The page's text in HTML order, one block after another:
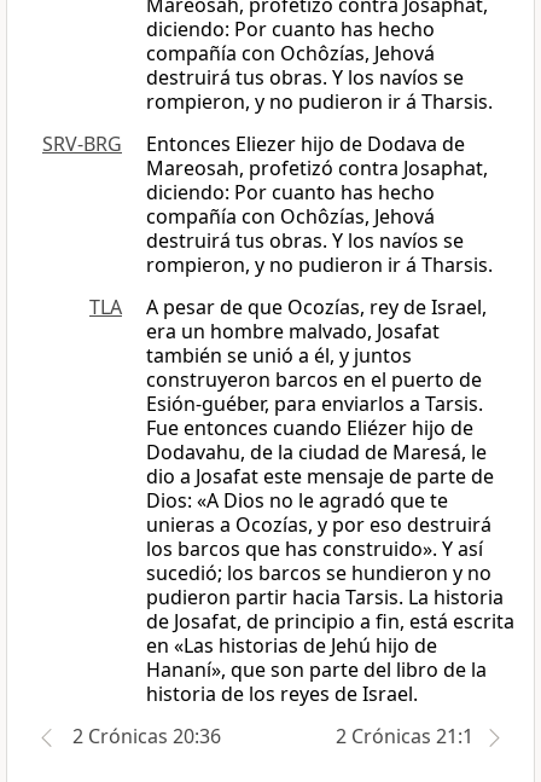
diciendo: Por cuanto has hecho
compañía con Ochôzías, Jehová
destruirá tus obras. Y los navíos se
rompieron, y no pudieron ir á Tharsis.
SRV-BRG
Entonces Eliezer hijo de Dodava de
Mareosah, profetizó contra Josaphat,
diciendo: Por cuanto has hecho
compañía con Ochôzías, Jehová
destruirá tus obras. Y los navíos se
rompieron, y no pudieron ir á Tharsis.
TLA
A pesar de que Ocozías, rey de Israel,
era un hombre malvado, Josafat
también se unió a él, y juntos
construyeron barcos en el puerto de
Esión-guéber, para enviarlos a Tarsis.
Fue entonces cuando Eliézer hijo de
Dodavahu, de la ciudad de Maresá, le
dio a Josafat este mensaje de parte de
Dios: «A Dios no le agradó que te
unieras a Ocozías, y por eso destruirá
los barcos que has construido». Y así
sucedió; los barcos se hundieron y no
pudieron partir hacia Tarsis. La historia
de Josafat, de principio a fin, está escrita
en «Las historias de Jehú hijo de
Hananí», que son parte del libro de la
historia de los reyes de Israel.
2 Crónicas 20:36
2 Crónicas 21:1